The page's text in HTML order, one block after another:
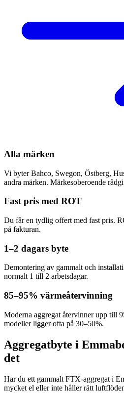
Alla märken
Vi byter Bahco, Swegon, Östberg,
andra märken. Märkesoberoende
Fast pris med ROT
Du får en tydlig offert med fast pris.
på fakturan.
1–2 dagars byte
Demontering av gammalt och
normalt 1 till 2 arbetsdagar.
85–95% värmeåtervinning
Moderna aggregat återvinner upp till
modeller ligger ofta på 30–50%.
Aggregatbyte i
det
Har du ett gammalt FTX-aggregat i
mycket el eller inte håller rätt